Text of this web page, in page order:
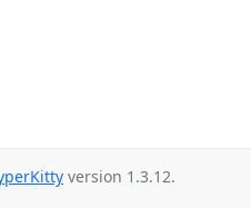
version 1.3.12.